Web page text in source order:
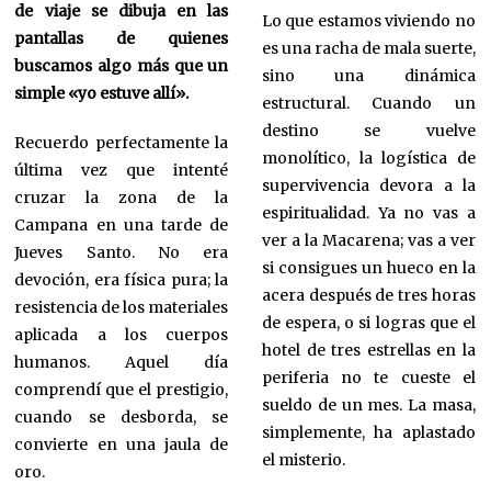
de viaje se dibuja en las
pantallas de quienes
buscamos algo más que un
simple «yo estuve allí».
Recuerdo perfectamente la
última vez que intenté
cruzar la zona de la
Campana en una tarde de
Jueves Santo. No era
devoción, era física pura; la
resistencia de los materiales
aplicada a los cuerpos
humanos. Aquel día
comprendí que el prestigio,
cuando se desborda, se
convierte en una jaula de
oro.
Lo que estamos viviendo no
es una racha de mala suerte,
sino una dinámica
estructural. Cuando un
destino se vuelve
monolítico, la logística de
supervivencia devora a la
espiritualidad. Ya no vas a
ver a la Macarena; vas a ver
si consigues un hueco en la
acera después de tres horas
de espera, o si logras que el
hotel de tres estrellas en la
periferia no te cueste el
sueldo de un mes. La masa,
simplemente, ha aplastado
el misterio.